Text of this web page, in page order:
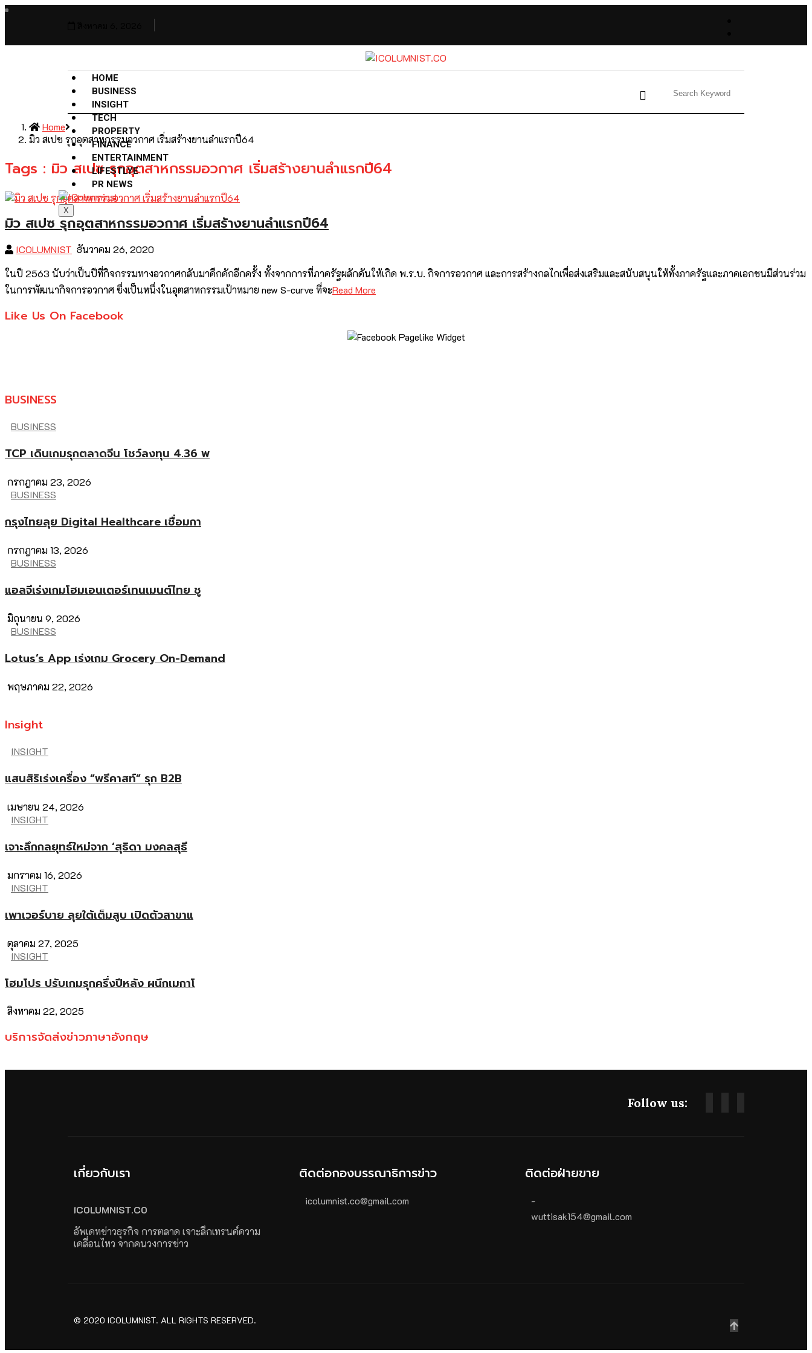
HOME
BUSINESS
INSIGHT
TECH
PROPERTY
FINANCE
ENTERTAINMENT
LIFESTLYE
PR NEWS
X
Home
มิว สเปซ รุกอุตสาหกรรมอวกาศ เริ่มสร้างยานลำแรกปี64
Tags : มิว สเปซ รุกอุตสาหกรรมอวกาศ เริ่มสร้างยานลำแรกปี64
มิว สเปซ รุกอุตสาหกรรมอวกาศ เริ่มสร้างยานลำแรกปี64
ICOLUMNIST ธันวาคม 26, 2020
ในปี 2563 นับว่าเป็นปีที่กิจกรรมทางอวกาศกลับมาคึกคักอีกครั้ง ทั้งจากการที่ภาครัฐผลักดันให้เกิด พ.ร.บ. กิจการอวกาศ และการสร้างกลไกเพื่อส่งเสริมและสนับสนุนให้ทั้งภาครัฐและภาคเอกชนมีส่วนร่วม
ในการพัฒนากิจการอวกาศ ซึ่งเป็นหนึ่งในอุตสาหกรรมเป้าหมาย new S-curve ที่จะRead More
Like Us On Facebook
BUSINESS
BUSINESS
TCP เดินเกมรุกตลาดจีน โชว์ลงทุน 4.36 พ
กรกฎาคม 23, 2026
BUSINESS
กรุงไทยลุย Digital Healthcare เชื่อมกา
กรกฎาคม 13, 2026
BUSINESS
แอลจีเร่งเกมโฮมเอนเตอร์เทนเมนต์ไทย ชู
มิถุนายน 9, 2026
BUSINESS
Lotus’s App เร่งเกม Grocery On-Demand
พฤษภาคม 22, 2026
Insight
INSIGHT
แสนสิริเร่งเครื่อง “พรีคาสท์” รุก B2B
เมษายน 24, 2026
INSIGHT
เจาะลึกกลยุทธ์ใหม่จาก ‘สุธิดา มงคลสุธี
มกราคม 16, 2026
INSIGHT
เพาเวอร์บาย ลุยใต้เต็มสูบ เปิดตัวสาขาแ
ตุลาคม 27, 2025
INSIGHT
โฮมโปร ปรับเกมรุกครึ่งปีหลัง ผนึกเมกาโ
สิงหาคม 22, 2025
บริการจัดส่งข่าวภาษาอังกฤษ
Follow us:
เกี่ยวกับเรา
ICOLUMNIST.CO
อัพเดทข่าวธุรกิจ การตลาด เจาะลึกเทรนด์ความ
เคลื่อนไหว จากคนวงการข่าว
ติดต่อกองบรรณาธิการข่าว
icolumnist.co@gmail.com
ติดต่อฝ่ายขาย
-
wuttisak154@gmail.com
© 2020 ICOLUMNIST. ALL RIGHTS RESERVED.